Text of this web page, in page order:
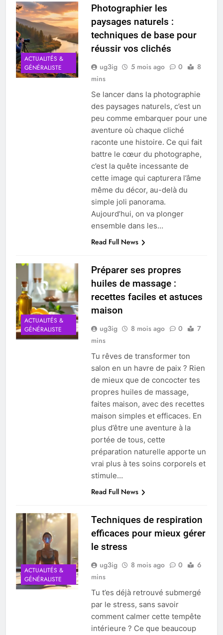
ACTUALITÉS &
GÉNÉRALISTE
Photographier les
paysages naturels :
techniques de base pour
réussir vos clichés
ug3ig 5 mois ago 0
8
mins
Se lancer dans la photographie
des paysages naturels, c’est un
peu comme embarquer pour une
aventure où chaque cliché
raconte une histoire. Ce qui fait
battre le cœur du photographe,
c’est la quête incessante de
cette image qui capturera l’âme
même du décor, au-delà du
simple joli panorama.
Aujourd’hui, on va plonger
ensemble dans les…
Read Full News
ACTUALITÉS &
GÉNÉRALISTE
Préparer ses propres
huiles de massage :
recettes faciles et astuces
maison
ug3ig 8 mois ago 0
7
mins
Tu rêves de transformer ton
salon en un havre de paix ? Rien
de mieux que de concocter tes
propres huiles de massage,
faites maison, avec des recettes
maison simples et efficaces. En
plus d’être une aventure à la
portée de tous, cette
préparation naturelle apporte un
vrai plus à tes soins corporels et
stimule…
Read Full News
ACTUALITÉS &
GÉNÉRALISTE
Techniques de respiration
efficaces pour mieux gérer
le stress
ug3ig 8 mois ago 0
6
mins
Tu t’es déjà retrouvé submergé
par le stress, sans savoir
comment calmer cette tempête
intérieure ? Ce que beaucoup